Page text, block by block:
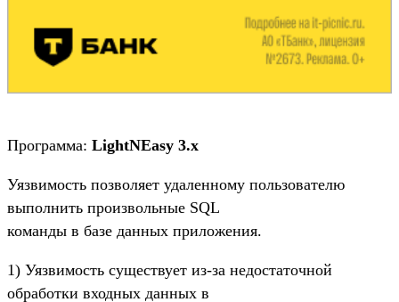
Программа: LightNEasy 3.x
Уязвимость позволяет удаленному пользователю
выполнить произвольные SQL
команды в базе данных приложения.
1) Уязвимость существует из-за недостаточной
обработки входных данных в